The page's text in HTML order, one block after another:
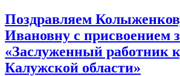
Поздравляем
Ивановну с присвоением
«Заслуженный работник
Калужской области»